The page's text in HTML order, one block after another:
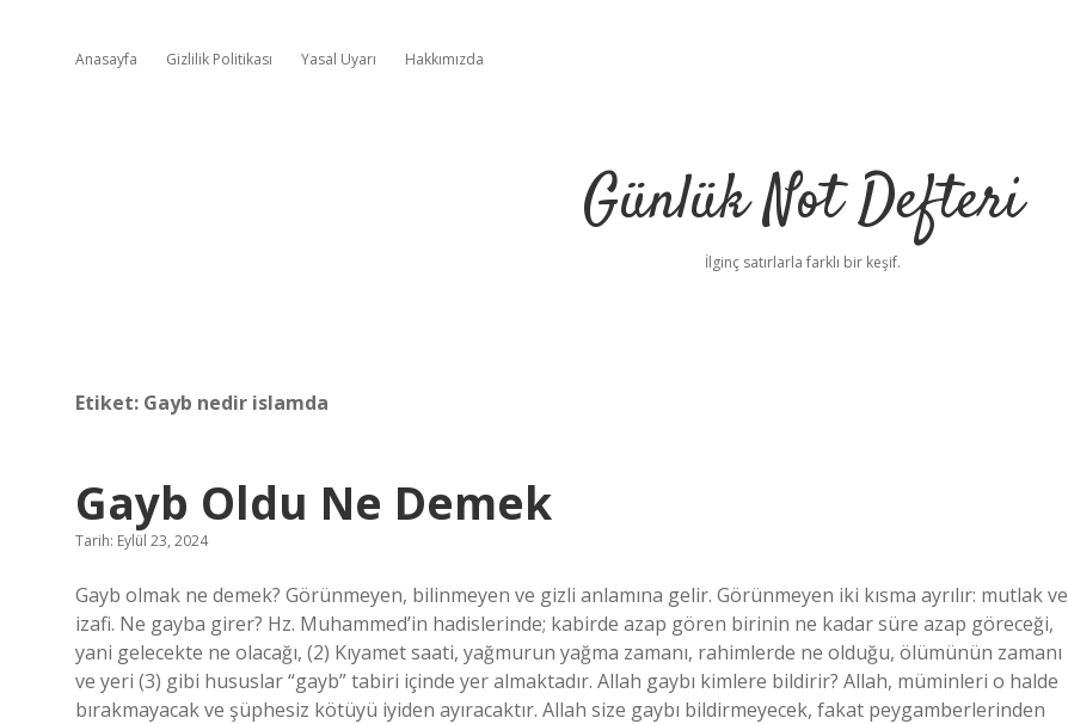
Anasayfa Gizlilik Politikası Yasal Uyarı Hakkımızda
Günlük Not Defteri
İlginç satırlarla farklı bir keşif.
Etiket: Gayb nedir islamda
Gayb Oldu Ne Demek
Tarih: Eylül 23, 2024
Gayb olmak ne demek? Görünmeyen, bilinmeyen ve gizli anlamına gelir. Görünmeyen iki kısma ayrılır: mutlak ve
izafi. Ne gayba girer? Hz. Muhammed’in hadislerinde; kabirde azap gören birinin ne kadar süre azap göreceği,
yani gelecekte ne olacağı, (2) Kıyamet saati, yağmurun yağma zamanı, rahimlerde ne olduğu, ölümünün zamanı
ve yeri (3) gibi hususlar “gayb” tabiri içinde yer almaktadır. Allah gaybı kimlere bildirir? Allah, müminleri o halde
bırakmayacak ve şüphesiz kötüyü iyiden ayıracaktır. Allah size gaybı bildirmeyecek, fakat peygamberlerinden